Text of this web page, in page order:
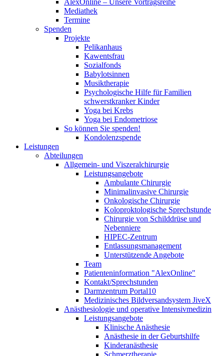
AlexOnline – Unsere Vortragsreihe
Mediathek
Termine
Spenden
Projekte
Pelikanhaus
Kawentsfrau
Sozialfonds
Babylotsinnen
Musiktherapie
Psychologische Hilfe für Familien
schwerstkranker Kinder
Yoga bei Krebs
Yoga bei Endometriose
So können Sie spenden!
Kondolenzspende
Leistungen
Abteilungen
Allgemein- und Viszeralchirurgie
Leistungsangebote
Ambulante Chirurgie
Minimalinvasive Chirurgie
Onkologische Chirurgie
Koloproktologische Sprechstunde
Chirurgie von Schilddrüse und
Nebenniere
HIPEC-Zentrum
Entlassungsmanagement
Unterstützende Angebote
Team
Patienteninformation "AlexOnline"
Kontakt/Sprechstunden
Darmzentrum Portal10
Medizinisches Bildversandsystem JiveX
Anästhesiologie und operative Intensivmedizin
Leistungsangebote
Klinische Anästhesie
Anästhesie in der Geburtshilfe
Kinderanästhesie
Schmerztherapie